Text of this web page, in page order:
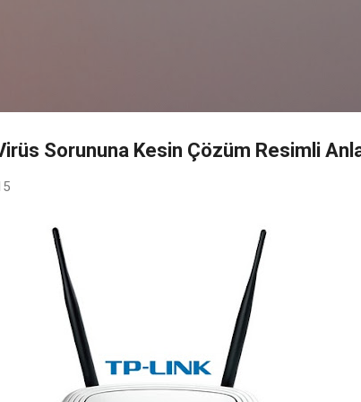
Sorununa Kesin Çözüm Resimli